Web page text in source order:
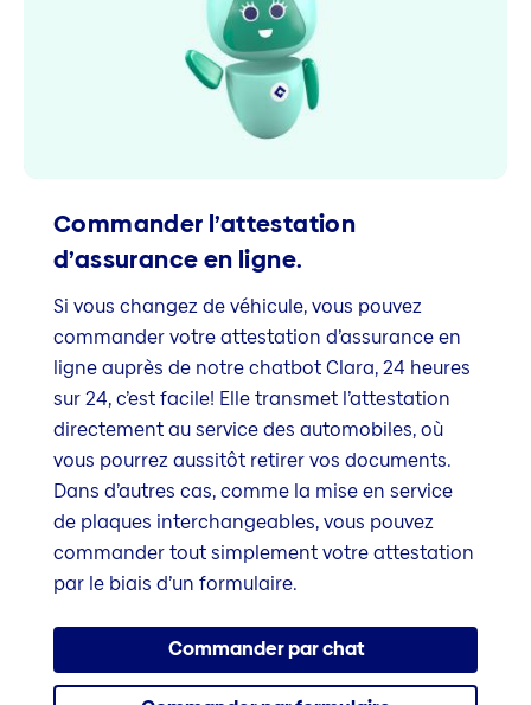
Commander l’attestation
d’assurance en ligne.
Si vous changez de véhicule, vous pouvez
commander votre attestation d’assurance en
ligne auprès de notre chatbot Clara, 24 heures
sur 24, c’est facile! Elle transmet l’attestation
directement au service des automobiles, où
vous pourrez aussitôt retirer vos documents.
Dans d’autres cas, comme la mise en service
de plaques interchangeables, vous pouvez
commander tout simplement votre attestation
par le biais d’un formulaire.
Commander par chat